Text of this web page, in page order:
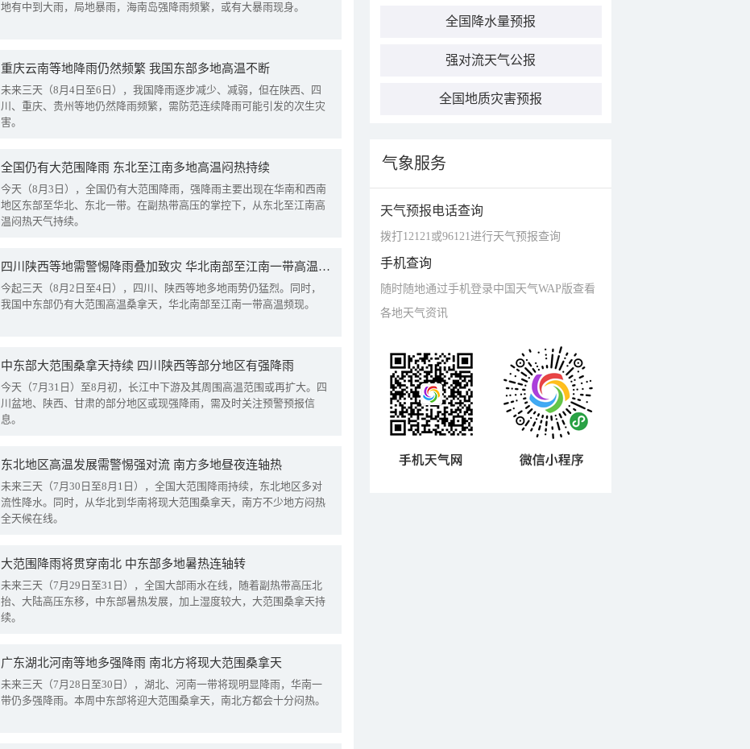
地有中到大雨，局地暴雨，海南岛强降雨频繁，或有大暴雨现身。
重庆云南等地降雨仍然频繁 我国东部多地高温不断
未来三天（8月4日至6日），我国降雨逐步减少、减弱，但在陕西、四
川、重庆、贵州等地仍然降雨频繁，需防范连续降雨可能引发的次生灾
害。
全国仍有大范围降雨 东北至江南多地高温闷热持续
今天（8月3日），全国仍有大范围降雨，强降雨主要出现在华南和西南
地区东部至华北、东北一带。在副热带高压的掌控下，从东北至江南高
温闷热天气持续。
四川陕西等地需警惕降雨叠加致灾 华北南部至江南一带高温频现
今起三天（8月2日至4日），四川、陕西等地多地雨势仍猛烈。同时，
我国中东部仍有大范围高温桑拿天，华北南部至江南一带高温频现。
中东部大范围桑拿天持续 四川陕西等部分地区有强降雨
今天（7月31日）至8月初，长江中下游及其周围高温范围或再扩大。四
川盆地、陕西、甘肃的部分地区或现强降雨，需及时关注预警预报信
息。
东北地区高温发展需警惕强对流 南方多地昼夜连轴热
未来三天（7月30日至8月1日），全国大范围降雨持续，东北地区多对
流性降水。同时，从华北到华南将现大范围桑拿天，南方不少地方闷热
全天候在线。
大范围降雨将贯穿南北 中东部多地暑热连轴转
未来三天（7月29日至31日），全国大部雨水在线，随着副热带高压北
抬、大陆高压东移，中东部暑热发展，加上湿度较大，大范围桑拿天持
续。
广东湖北河南等地多强降雨 南北方将现大范围桑拿天
未来三天（7月28日至30日），湖北、河南一带将现明显降雨，华南一
带仍多强降雨。本周中东部将迎大范围桑拿天，南北方都会十分闷热。
全国降水量预报
强对流天气公报
全国地质灾害预报
气象服务
天气预报电话查询
拨打12121或96121进行天气预报查询
手机查询
随时随地通过手机登录中国天气WAP版查看
各地天气资讯